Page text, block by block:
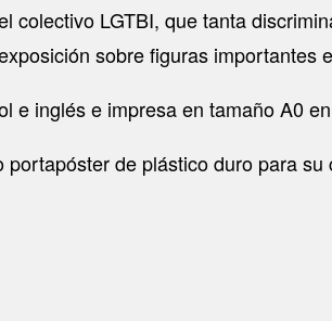
LGTBI, que tanta
sobre figuras importantes
e inglés e impresa en tamaño A0
de plástico duro para